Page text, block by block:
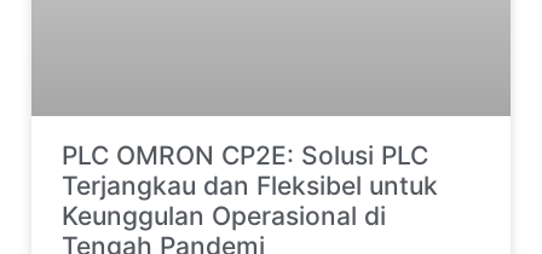
PLC OMRON CP2E: Solusi PLC
Terjangkau dan Fleksibel untuk
Keunggulan Operasional di
Tengah Pandemi